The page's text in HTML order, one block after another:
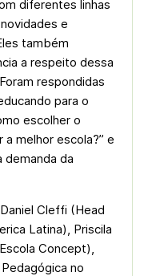
diferentes linhas
e
também
a respeito dessa
respondidas
para o
escolher o
a melhor escola?” e
demanda da
Cleffi (Head
Latina), Priscila
Concept),
no